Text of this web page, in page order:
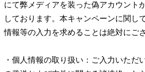
にて弊メディアを装った偽アカウント
しております。本キャンペーンに関し
情報等の入力を求めることは絶対にご
・個人情報の取り扱い：ご入力いただ